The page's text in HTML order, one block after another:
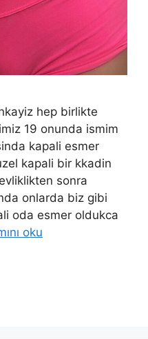
hep birlikte
19 onunda ismim
kapali esmer
kapali bir kkadin
sonra
onlarda biz gibi
oda esmer oldukca
oku